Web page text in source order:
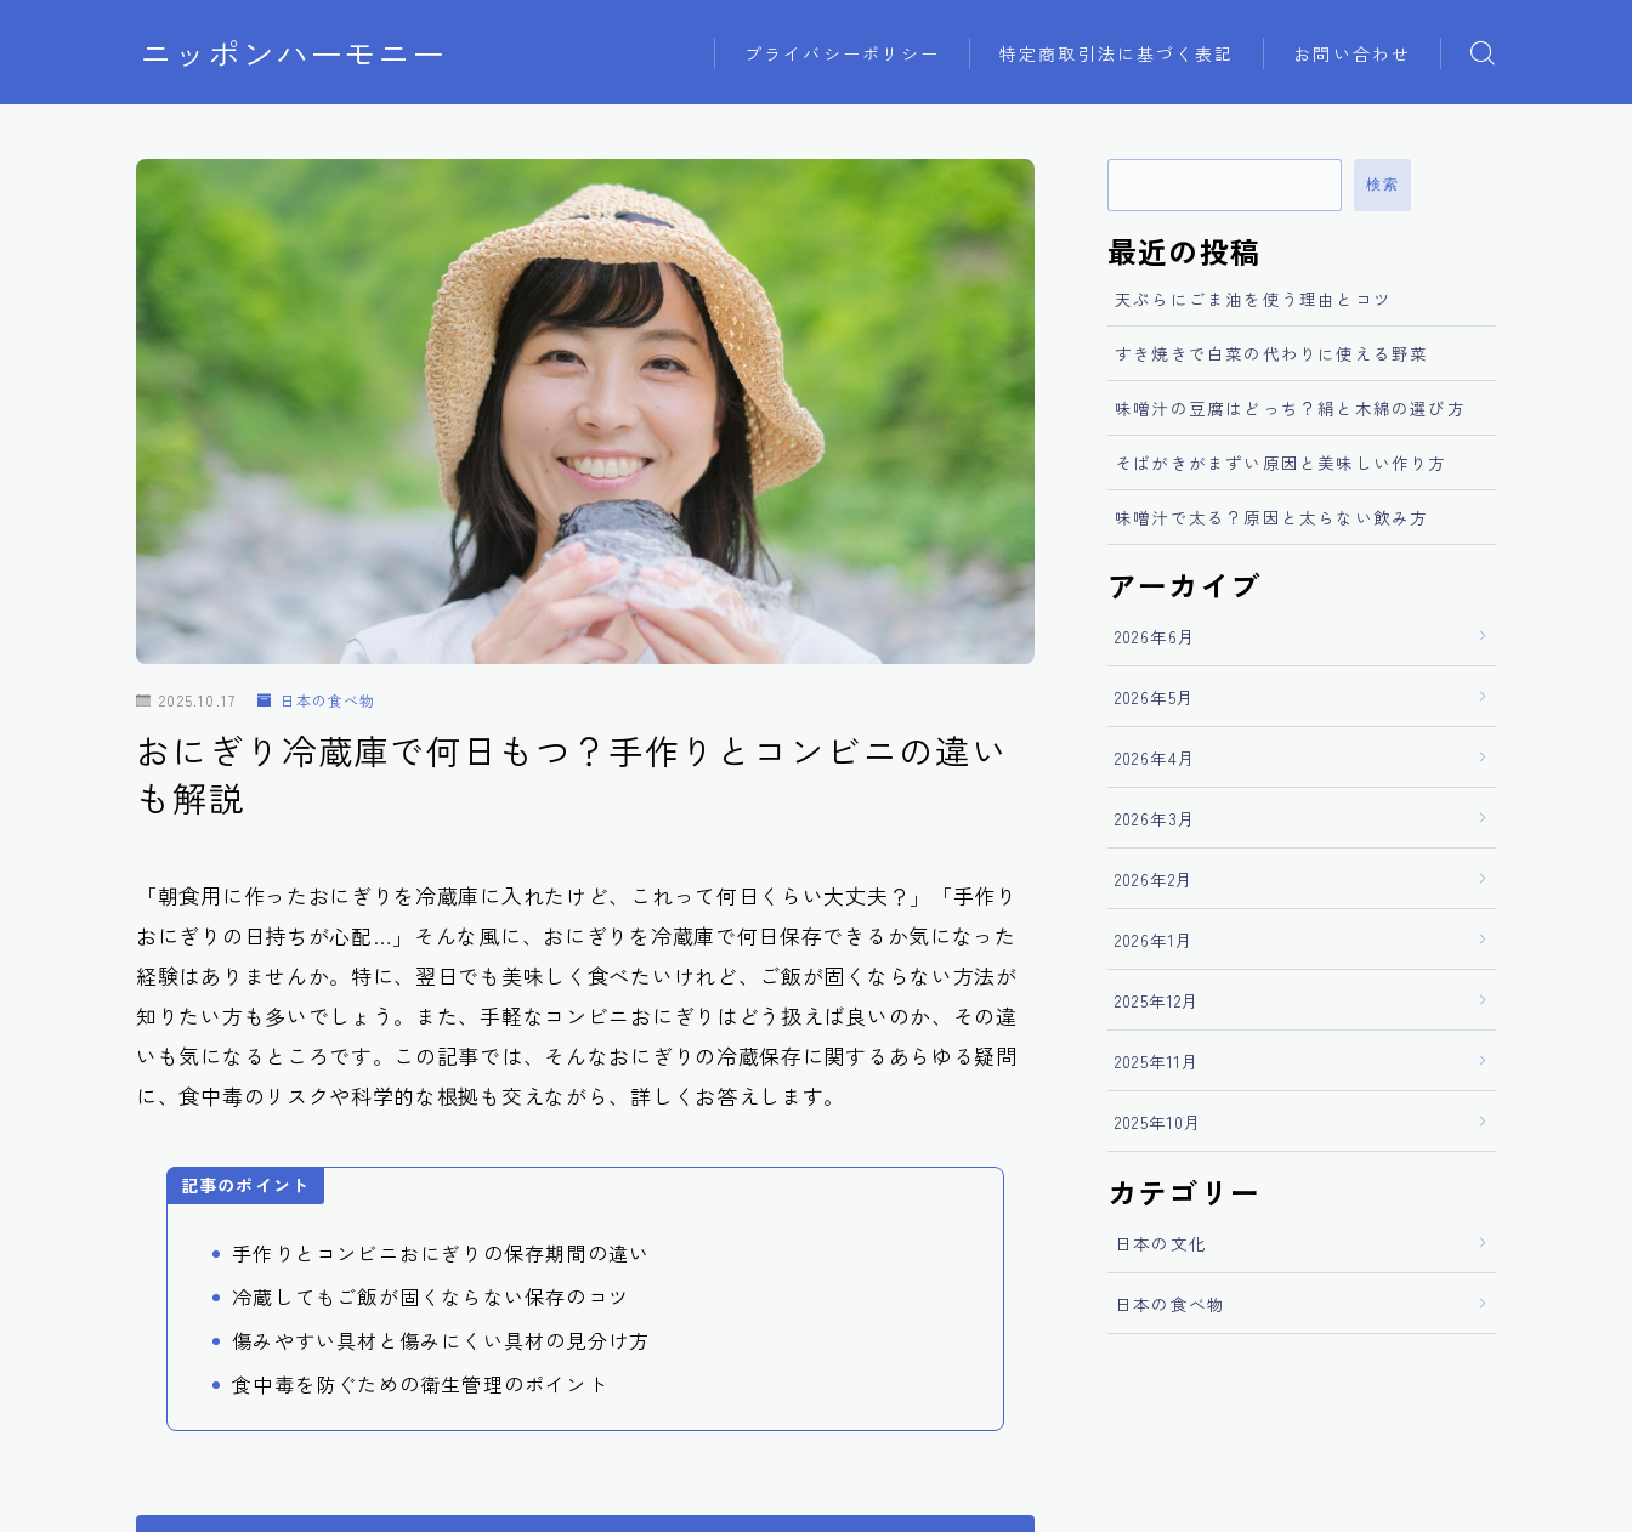
ニッポンハーモニー プライバシーポリシー 特定商取引法に基づく表記 お問い合わせ
2025.10.17 日本の食べ物
おにぎり冷蔵庫で何日もつ？手作りとコンビニの違い
も解説
「朝食用に作ったおにぎりを冷蔵庫に入れたけど、これって何日くらい大丈夫？」「手作り
おにぎりの日持ちが心配…」そんな風に、おにぎりを冷蔵庫で何日保存できるか気になった
経験はありませんか。特に、翌日でも美味しく食べたいけれど、ご飯が固くならない方法が
知りたい方も多いでしょう。また、手軽なコンビニおにぎりはどう扱えば良いのか、その違
いも気になるところです。この記事では、そんなおにぎりの冷蔵保存に関するあらゆる疑問
に、食中毒のリスクや科学的な根拠も交えながら、詳しくお答えします。
記事のポイント
手作りとコンビニおにぎりの保存期間の違い
冷蔵してもご飯が固くならない保存のコツ
傷みやすい具材と傷みにくい具材の見分け方
食中毒を防ぐための衛生管理のポイント
検索
最近の投稿
天ぷらにごま油を使う理由とコツ
すき焼きで白菜の代わりに使える野菜
味噌汁の豆腐はどっち？絹と木綿の選び方
そばがきがまずい原因と美味しい作り方
味噌汁で太る？原因と太らない飲み方
アーカイブ
2026年6月
2026年5月
2026年4月
2026年3月
2026年2月
2026年1月
2025年12月
2025年11月
2025年10月
カテゴリー
日本の文化
日本の食べ物